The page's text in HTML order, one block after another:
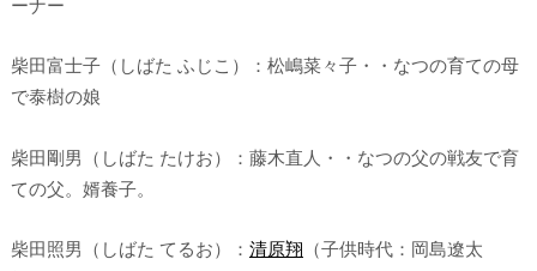
ーナー
柴田富士子（しばた ふじこ）：松嶋菜々子・・なつの育ての母
で泰樹の娘
柴田剛男（しばた たけお）：藤木直人・・なつの父の戦友で育
ての父。婿養子。
柴田照男（しばた てるお）： 清原翔
（子供時代：岡島遼太